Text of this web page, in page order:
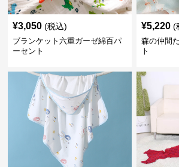
¥3,050 (税込)
ブランケット六重ガーゼ綿百パ
ーセント
¥5,220 (
森の仲間
ト